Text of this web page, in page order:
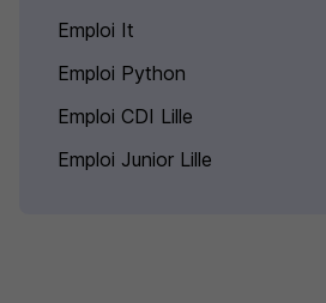
Emploi It
Emploi Python
Emploi CDI Lille
Emploi Junior Lille